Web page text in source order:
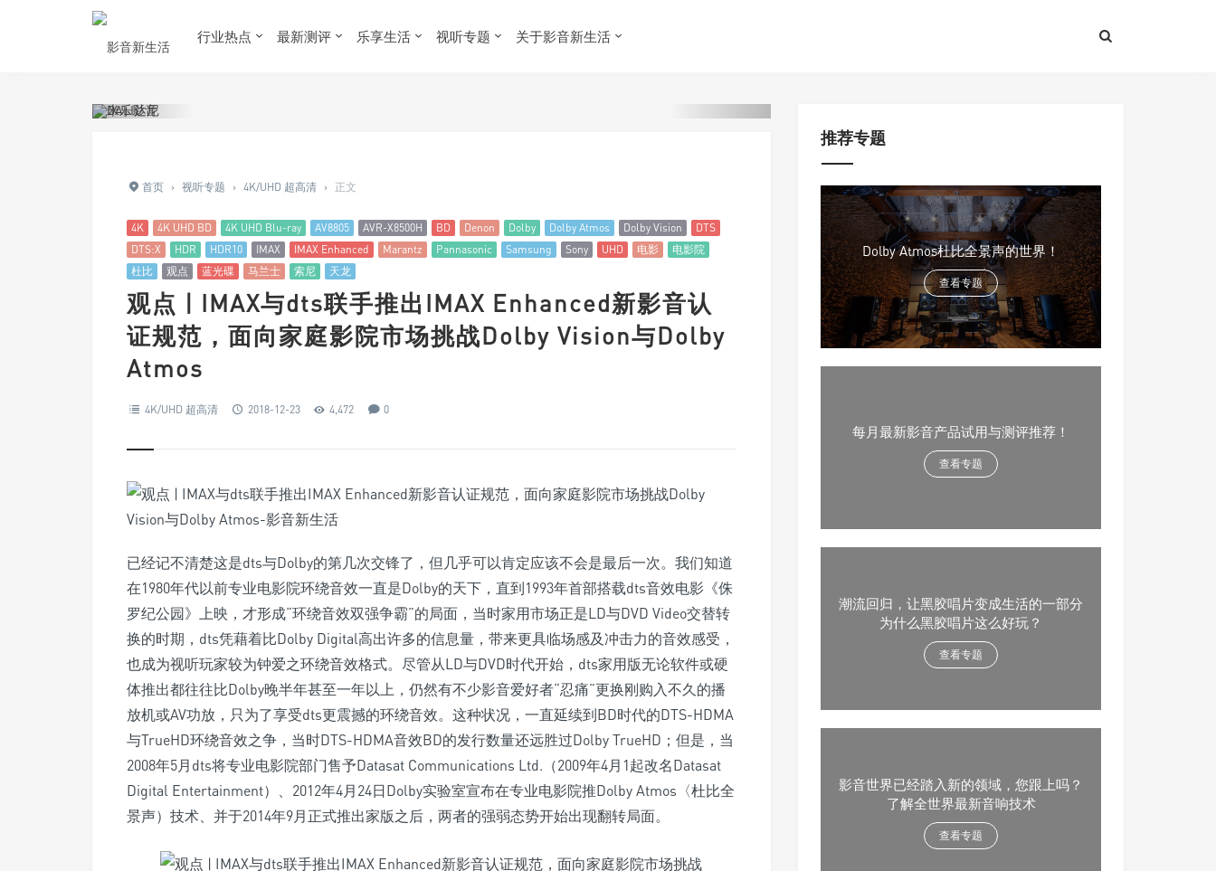
行业热点 最新测评 乐享生活 视听专题 关于影音新生活
首页 › 视听专题 › 4K/UHD 超高清 › 正文
4K 4K UHD BD 4K UHD Blu-ray AV8805 AVR-X8500H BD Denon Dolby Dolby Atmos Dolby Vision
DTS
DTS:X
HDR HDR10 IMAX IMAX Enhanced Marantz Pannasonic Samsung Sony UHD 电影
电影院
杜比
观点 蓝光碟 马兰士 索尼 天龙
观点 | IMAX与dts联手推出IMAX Enhanced新影音认
证规范，面向家庭影院市场挑战Dolby Vision与Dolby
Atmos
4K/UHD 超高清 2018-12-23 4,472 0
已经记不清楚这是dts与Dolby的第几次交锋了，但几乎可以肯定应该不会是最后一次。我们知道
在1980年代以前专业电影院环绕音效一直是Dolby的天下，直到1993年首部搭载dts音效电影《侏
罗纪公园》上映，才形成“环绕音效双强争霸”的局面，当时家用市场正是LD与DVD Video交替转
换的时期，dts凭藉着比Dolby Digital高出许多的信息量，带来更具临场感及冲击力的音效感受，
也成为视听玩家较为钟爱之环绕音效格式。尽管从LD与DVD时代开始，dts家用版无论软件或硬
体推出都往往比Dolby晚半年甚至一年以上，仍然有不少影音爱好者“忍痛”更换刚购入不久的播
放机或AV功放，只为了享受dts更震撼的环绕音效。这种状况，一直延续到BD时代的DTS-HDMA
与TrueHD环绕音效之争，当时DTS-HDMA音效BD的发行数量还远胜过Dolby TrueHD；但是，当
2008年5月dts将专业电影院部门售予Datasat Communications Ltd.（2009年4月1起改名Datasat
Digital Entertainment）、2012年4月24日Dolby实验室宣布在专业电影院推Dolby Atmos〈杜比全
景声）技术、并于2014年9月正式推出家版之后，两者的强弱态势开始出现翻转局面。
推荐专题
Dolby Atmos杜比全景声的世界！
查看专题
每月最新影音产品试用与测评推荐！
查看专题
潮流回归，让黑胶唱片变成生活的一部分
为什么黑胶唱片这么好玩？
查看专题
影音世界已经踏入新的领域，您跟上吗？
了解全世界最新音响技术
查看专题